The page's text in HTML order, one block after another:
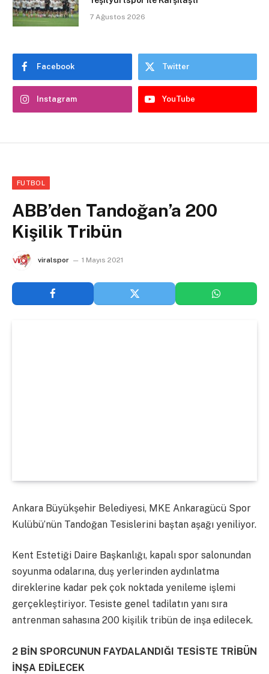
7 Ağustos 2026
Facebook Twitter
Instagram YouTube
FUTBOL
ABB’den Tandoğan’a 200
Kişilik Tribün
viralspor 1 Mayıs 2021
Ankara Büyükşehir Belediyesi, MKE Ankaragücü Spor
Kulübü’nün Tandoğan Tesislerini baştan aşağı yeniliyor.
Kent Estetiği Daire Başkanlığı, kapalı spor salonundan
soyunma odalarına, duş yerlerinden aydınlatma
direklerine kadar pek çok noktada yenileme işlemi
gerçekleştiriyor. Tesiste genel tadilatın yanı sıra
antrenman sahasına 200 kişilik tribün de inşa edilecek.
2 BİN SPORCUNUN FAYDALANDIĞI TESİSTE TRİBÜN
İNŞA EDİLECEK